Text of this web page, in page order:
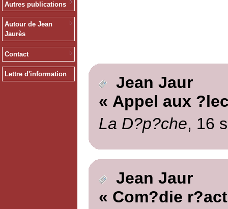
Autres publications
Autour de Jean
Jaurès
Contact
Lettre d'information
Jean Jaur
« Appel aux
La D?p?che, 16
Jean Jaur
« Com?die